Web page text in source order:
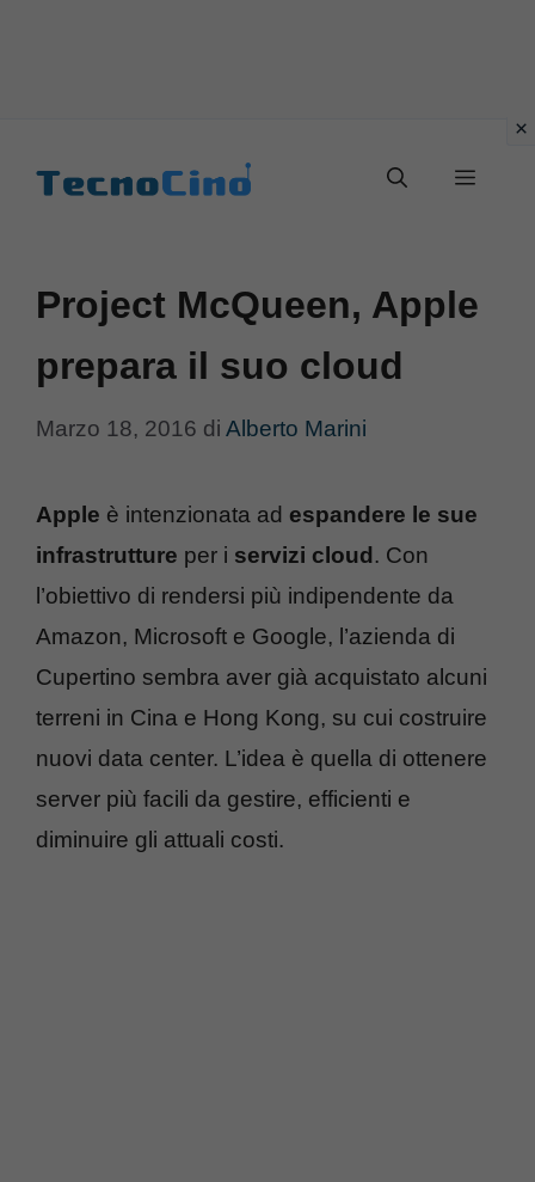
Menu
Project McQueen, Apple
prepara il suo cloud
Marzo 18, 2016 di Alberto Marini
Apple è intenzionata ad espandere le sue
infrastrutture per i servizi cloud. Con
l’obiettivo di rendersi più indipendente da
Amazon, Microsoft e Google, l’azienda di
Cupertino sembra aver già acquistato alcuni
terreni in Cina e Hong Kong, su cui costruire
nuovi data center. L’idea è quella di ottenere
server più facili da gestire, efficienti e
diminuire gli attuali costi.